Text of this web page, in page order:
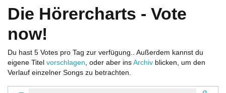
Die Hörercharts - Vote
now!
Du hast 5 Votes pro Tag zur verfügung.. Außerdem kannst du
eigene Titel vorschlagen, oder aber ins Archiv blicken, um den
Verlauf einzelner Songs zu betrachten.